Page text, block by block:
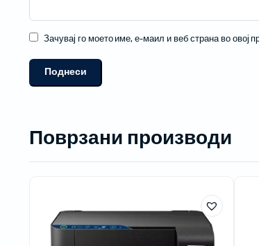
Зачувај го моето име, е-маил и веб страна во овој
Поврзани производи